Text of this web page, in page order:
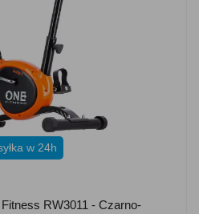
w 24h
RW3011 - Czarno-